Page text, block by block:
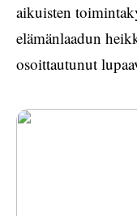
aikuisten
elämänlaadun
osoittautunut